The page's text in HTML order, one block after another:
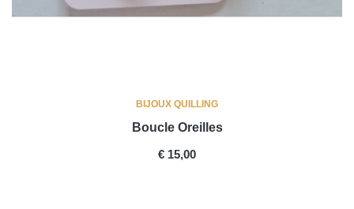
BIJOUX QUILLING
Boucle Oreilles
PRICE
€ 15,00